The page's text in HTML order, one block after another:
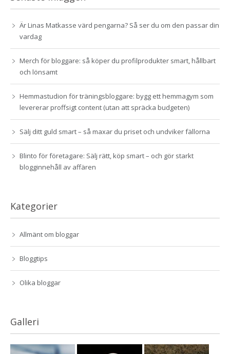
Är Linas Matkasse värd pengarna? Så ser du om den passar din
vardag
Merch för bloggare: så köper du profilprodukter smart, hållbart
och lönsamt
Hemmastudion för träningsbloggare: bygg ett hemmagym som
levererar proffsigt content (utan att spräcka budgeten)
Sälj ditt guld smart – så maxar du priset och undviker fällorna
Blinto för företagare: Sälj rätt, köp smart – och gör starkt
blogginnehåll av affären
Kategorier
Allmänt om bloggar
Bloggtips
Olika bloggar
Galleri